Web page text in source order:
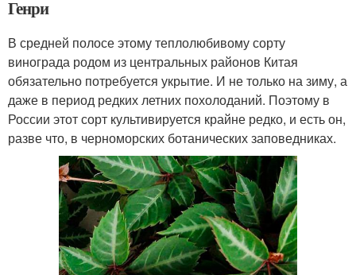
Генри
В средней полосе этому теплолюбивому сорту
винограда родом из центральных районов Китая
обязательно потребуется укрытие. И не только на зиму, а
даже в период редких летних похолоданий. Поэтому в
России этот сорт культивируется крайне редко, и есть он,
разве что, в черноморских ботанических заповедниках.